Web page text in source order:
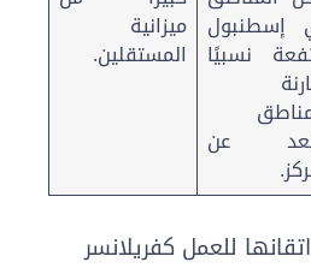
إسطنبول
نسبيًا
عن
ميزانية
المستقلين.
للعمل كفريلانسر